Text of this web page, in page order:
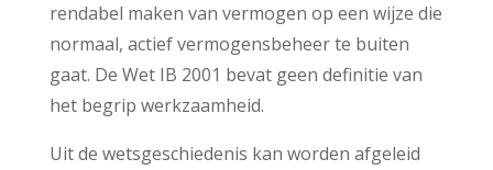
rendabel maken van vermogen op een wijze die
normaal, actief vermogensbeheer te buiten
gaat. De Wet IB 2001 bevat geen definitie van
het begrip werkzaamheid.
Uit de wetsgeschiedenis kan worden afgeleid